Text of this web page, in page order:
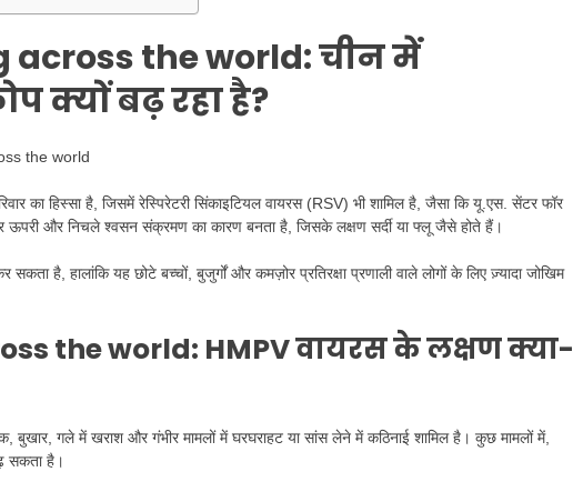
across the world:चीन में
क्यों बढ़ रहा है?
का हिस्सा है, जिसमें रेस्पिरेटरी सिंकाइटियल वायरस (RSV) भी शामिल है, जैसा कि यू.एस. सेंटर फॉर
और निचले श्वसन संक्रमण का कारण बनता है, जिसके लक्षण सर्दी या फ्लू जैसे होते हैं।
है, हालांकि यह छोटे बच्चों, बुजुर्गों और कमज़ोर प्रतिरक्षा प्रणाली वाले लोगों के लिए ज़्यादा जोखिम
the world: HMPV वायरस के लक्षण क्या-
बुखार, गले में खराश और गंभीर मामलों में घरघराहट या सांस लेने में कठिनाई शामिल है। कुछ मामलों में,
सकता है।